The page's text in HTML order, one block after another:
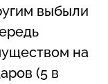
выбыли
на
(5 в